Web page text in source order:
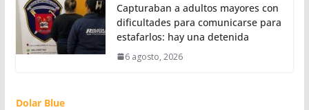
Capturaban a adultos mayores con
dificultades para comunicarse para
estafarlos: hay una detenida
6 agosto, 2026
Dolar Blue